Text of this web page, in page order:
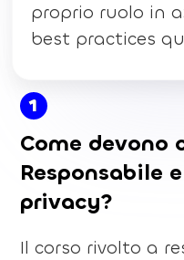
proprio ruolo in
best practices
1
Come devono
Responsabile
privacy?
Il corso rivolto a